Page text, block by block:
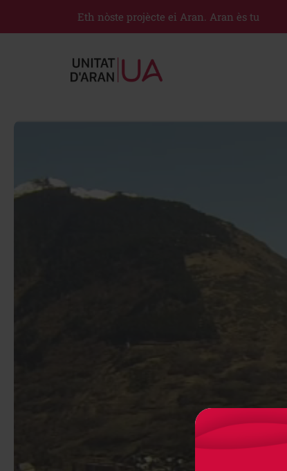
Eth nòste projècte ei Aran. Aran ès tu